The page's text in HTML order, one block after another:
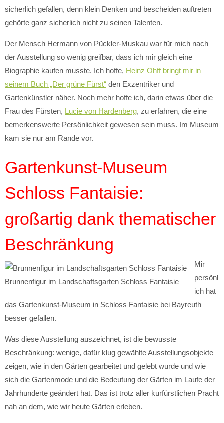
sicherlich gefallen, denn klein Denken und bescheiden auftreten
gehörte ganz sicherlich nicht zu seinen Talenten.
Der Mensch Hermann von Pückler-Muskau war für mich nach
der Ausstellung so wenig greifbar, dass ich mir gleich eine
Biographie kaufen musste. Ich hoffe, Heinz Ohff bringt mir in
seinem Buch „Der grüne Fürst“ den Exzentriker und
Gartenkünstler näher. Noch mehr hoffe ich, darin etwas über die
Frau des Fürsten, Lucie von Hardenberg, zu erfahren, die eine
bemerkenswerte Persönlichkeit gewesen sein muss. Im Museum
kam sie nur am Rande vor.
Gartenkunst-Museum
Schloss Fantaisie:
großartig dank thematischer
Beschränkung
Brunnenfigur im Landschaftsgarten Schloss Fantaisie
Mir
persönl
ich hat
das Gartenkunst-Museum in Schloss Fantaisie bei Bayreuth
besser gefallen.
Was diese Ausstellung auszeichnet, ist die bewusste
Beschränkung: wenige, dafür klug gewählte Ausstellungsobjekte
zeigen, wie in den Gärten gearbeitet und gelebt wurde und wie
sich die Gartenmode und die Bedeutung der Gärten im Laufe der
Jahrhunderte geändert hat. Das ist trotz aller kurfürstlichen Pracht
nah an dem, wie wir heute Gärten erleben.